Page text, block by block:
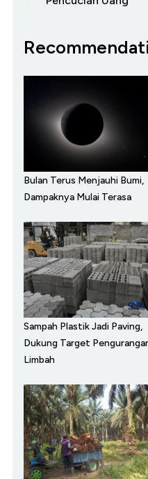
Bulan Terus Menjauhi Bumi,
Dampaknya Mulai Terasa
Sampah Plastik Jadi Paving,
Dukung Target
Limbah